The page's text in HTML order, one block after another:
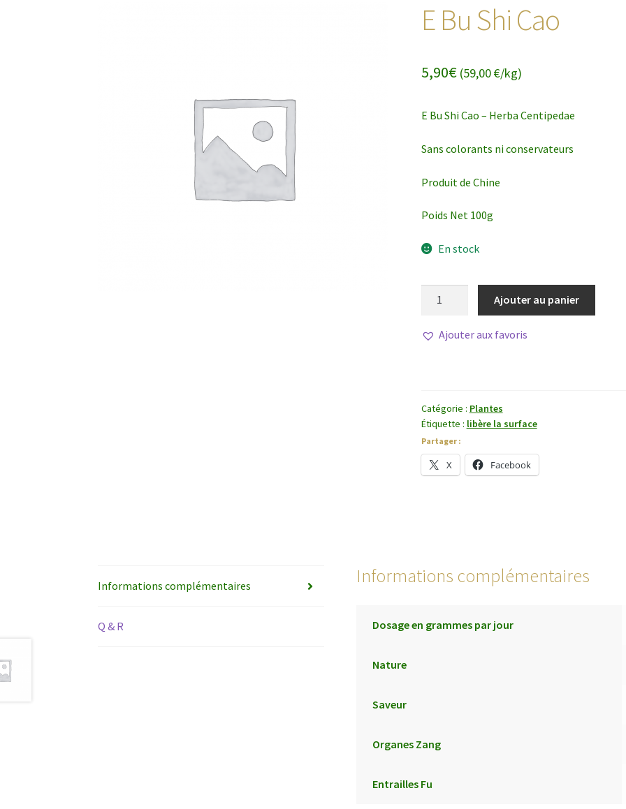
E Bu Shi Cao
5,90€(59,00 €/kg)
E Bu Shi Cao – Herba Centipedae
Sans colorants ni conservateurs
Produit de Chine
Poids Net 100g
En stock
Bu
Ajouter au panier
Ajouter aux favoris
Catégorie : Plantes
Étiquette : libère la surface
Partager :
X Facebook
Informations complémentaires
Q & R
Informations complémentaires
Dosage en grammes par jour
Nature
Saveur
Organes Zang
Entrailles Fu